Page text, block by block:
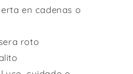
en cadenas o
roto